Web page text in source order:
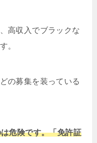
高収入でブラックな
。
の募集を装っている
危険です。「免許証